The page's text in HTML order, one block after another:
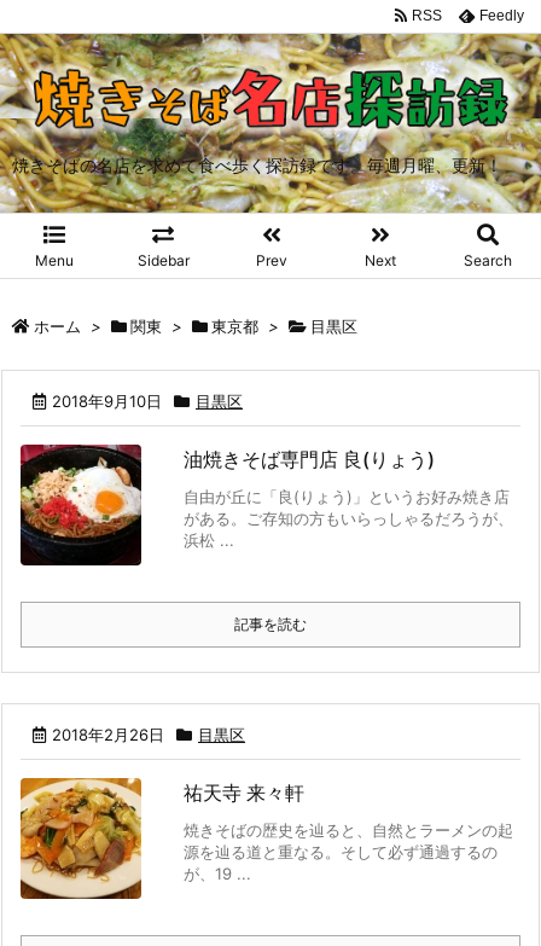
焼きそばの名店を求めて食べ歩く探訪録です。毎週月曜、更新！
Menu Sidebar Prev Next Search
RSS Feedly
ホーム > 関東 > 東京都 > 目黒区
2018年9月10日 目黒区
油焼きそば専門店 良(りょう)
自由が丘に「良(りょう)」というお好み焼き店
がある。ご存知の方もいらっしゃるだろうが、
浜松 ...
記事を読む
2018年2月26日 目黒区
祐天寺 来々軒
焼きそばの歴史を辿ると、自然とラーメンの起
源を辿る道と重なる。そして必ず通過するの
が、19 ...